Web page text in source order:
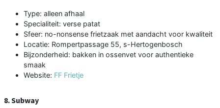
Type: alleen afhaal
Specialiteit: verse patat
Sfeer: no-nonsense frietzaak met aandacht voor kwaliteit
Locatie: Rompertpassage 55, s-Hertogenbosch
Bijzonderheid: bakken in ossenvet voor authentieke
smaak
Website: FF Frietje
8. Subway